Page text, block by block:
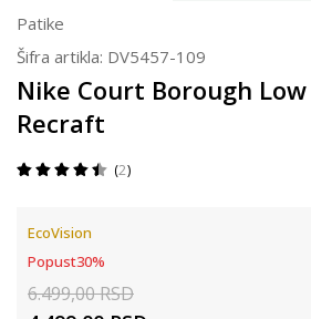
Patike
Šifra artikla: DV5457-109
Nike Court Borough Low
Recraft
2
EcoVision
Popust30%
6.499,00RSD